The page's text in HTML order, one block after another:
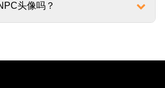
头像吗？